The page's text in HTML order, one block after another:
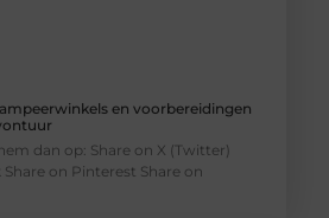
en voorbereidingen
dan op: Share on X (Twitter)
on Pinterest Share on